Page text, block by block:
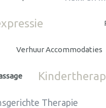
Verhuur Accommodaties
Therapie